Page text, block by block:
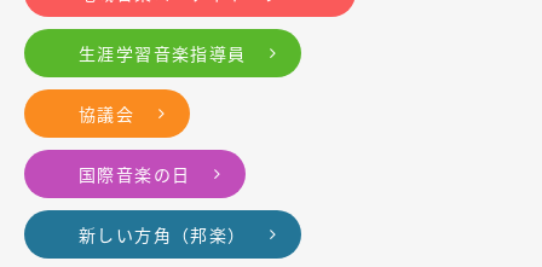
生涯学習音楽指導員
協議会
国際音楽の日
新しい方角（邦楽）